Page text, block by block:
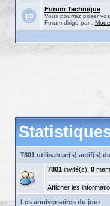
Forum Technique
Vous pourrez poser
Forum dirigé par :
7801 utilisateur(s) actif(s)
7801invité(s), 0
Afficher les
Les anniversaires du jour